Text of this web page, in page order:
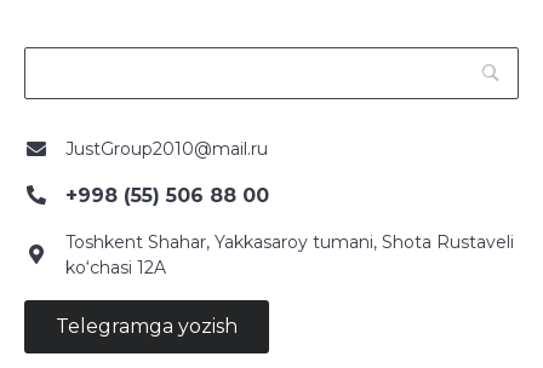
JustGroup2010@mail.ru
+998 (55) 506 88 00
Toshkent Shahar, Yakkasaroy tumani, Shota Rustaveli
ko‘chasi 12A
Telegramga yozish